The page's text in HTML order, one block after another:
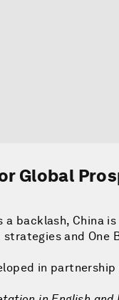
Global
a backlash, China
and One
in partnership